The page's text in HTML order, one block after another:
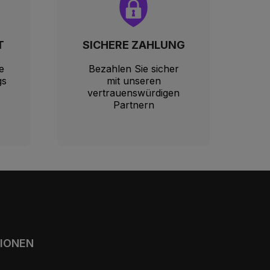
SICHERE ZAHLUNG
Bezahlen Sie sicher
mit unseren
vertrauenswürdigen
Partnern